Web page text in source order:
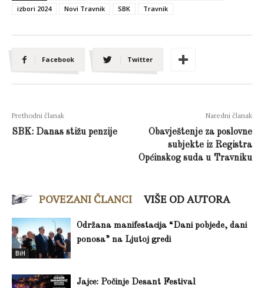
izbori 2024
Novi Travnik SBK Travnik
Facebook Twitter
Prethodni članak
SBK: Danas stižu penzije
Naredni članak
Obavještenje za poslovne
subjekte iz Registra
Općinskog suda u Travniku
POVEZANI ČLANCI VIŠE OD AUTORA
BiH
Održana manifestacija “Dani pobjede, dani
ponosa” na Ljutoj gredi
Jajce: Počinje Desant Festival